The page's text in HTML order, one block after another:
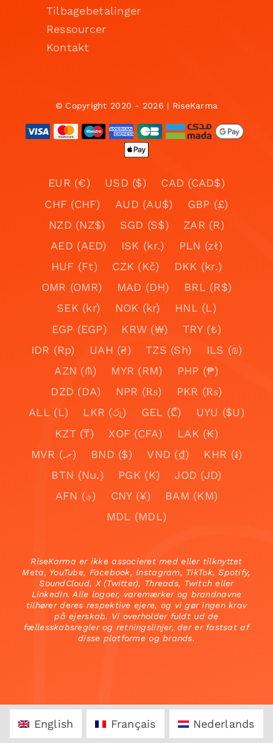
Tilbagebetalinger
Ressourcer
Kontakt
© Copyright 2020 - 2026 | RiseKarma
EUR (€) USD ($)
CAD (CAD$)
CHF (CHF)
AUD (AU$)
GBP (£)
NZD (NZ$)
SGD (S$)
ZAR (R)
AED (AED)
ISK (kr.)
PLN (zł)
HUF (Ft)
CZK (Kč)
DKK (kr.)
OMR (OMR)
MAD (DH)
BRL (R$)
SEK (kr)
NOK (kr)
HNL (L)
EGP (EGP)
KRW (₩)
TRY (₺)
IDR (Rp)
UAH (₴) TZS (Sh)
ILS (₪)
AZN (₼)
MYR (RM)
PHP (₱)
DZD (DA)
NPR (₨)
PKR (₨)
ALL (L)
LKR (රු) GEL (₾)
UYU ($U)
KZT (₸)
XOF (CFA)
LAK (₭)
MVR (.ރ)
BND ($) VND (₫)
KHR (៛)
BTN (Nu.)
PGK (K)
JOD (JD)
AFN (؋)
CNY (¥)
BAM (KM)
MDL (MDL)
RiseKarma er ikke associeret med eller tilknyttet
Meta, YouTube, Facebook, Instagram, TikTok, Spotify,
SoundCloud, X (Twitter), Threads, Twitch eller
LinkedIn. Alle logoer, varemærker og brandnavne
tilhører deres respektive ejere, og vi gør ingen krav
på ejerskab. Vi overholder fuldt ud de
fællesskabsregler og retningslinjer, der er fastsat af
disse platforme og brands.
English Français Nederlands